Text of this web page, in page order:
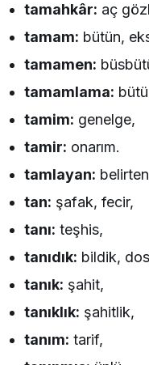
tamahkâr: aç
tamam: bütün,
tamamen:
tamamlama:
tamim: genelge,
tamir: onarım.
tamlayan:
tan: şafak, fecir,
tanı: teşhis,
tanıdık: bildik,
tanık: şahit,
tanıklık: şahitlik,
tanım: tarif,